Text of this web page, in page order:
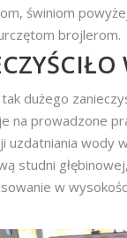
świniom
brojlerom.
dużego
na prowadzone
uzdatniania wody
studni
w